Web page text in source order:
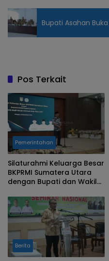
Bupati Asahan
Pos Terkait
Pemerintahan
Silaturahmi Keluarga Besar
BKPRMI Sumatera Utara
dengan Bupati dan Wakil
Berita